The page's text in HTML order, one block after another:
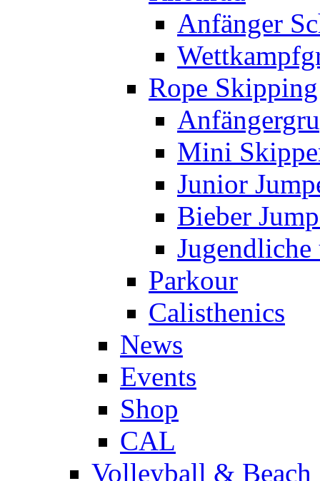
Anfänger
Rope Skipping
Mini
Junior
Bieber
Jugendliche
Parkour
Calisthenics
News
Events
Shop
CAL
Volleyball & Beach